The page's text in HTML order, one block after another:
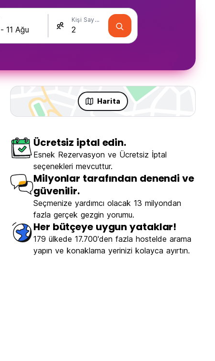
Kişi Sayısı
Harita
Ücretsiz iptal edin.
Esnek Rezervasyon ve Ücretsiz İptal
seçenekleri mevcuttur.
Milyonlar tarafından denendi ve
güvenilir.
Seçmenize yardımcı olacak 13 milyondan
fazla gerçek gezgin yorumu.
Her bütçeye uygun yataklar!
179 ülkede 17.700'den fazla hostelde arama
yapın ve konaklama yerinizi kolayca ayırtın.